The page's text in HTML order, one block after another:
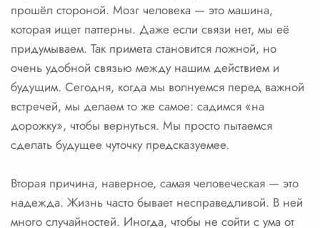
прошёл стороной. Мозг человека — это машина,
которая ищет паттерны. Даже если связи нет, мы её
придумываем. Так примета становится ложной, но
очень удобной связью между нашим действием и
будущим. Сегодня, когда мы волнуемся перед важной
встречей, мы делаем то же самое: садимся «на
дорожку», чтобы вернуться. Мы просто пытаемся
сделать будущее чуточку предсказуемее.
Вторая причина, наверное, самая человеческая — это
надежда. Жизнь часто бывает несправедливой. В ней
много случайностей. Иногда, чтобы не сойти с ума от